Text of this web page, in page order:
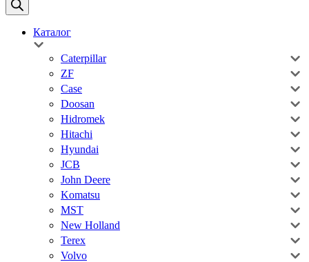
Каталог
Caterpillar
ZF
Case
Doosan
Hidromek
Hitachi
Hyundai
JCB
John Deere
Komatsu
MST
New Holland
Terex
Volvo